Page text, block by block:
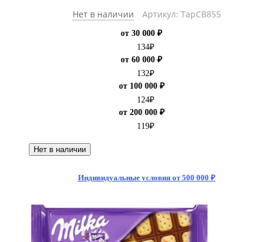
Нет в наличии Артикул: ТарCB855
от 30 000 ₽
134₽
от 60 000 ₽
132₽
от 100 000 ₽
124₽
от 200 000 ₽
119₽
Нет в наличии
Индивидуальные условия от 500 000 ₽